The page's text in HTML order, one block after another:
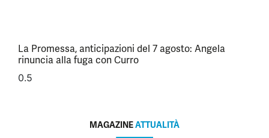
La Promessa, anticipazioni del 7 agosto: Angela
rinuncia alla fuga con Curro
MAGAZINEATTUALITÀ